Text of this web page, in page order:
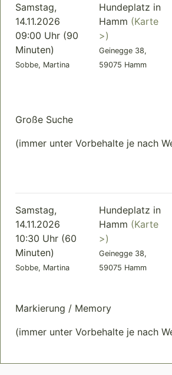
Samstag,
14.11.2026
09:00 Uhr (90
Minuten)
Sobbe, Martina
Hundeplatz in
Hamm (Karte
>)
Geinegge 38,
59075 Hamm
Große Suche
(immer unter Vorbehalte je nach
Samstag,
14.11.2026
10:30 Uhr (60
Minuten)
Sobbe, Martina
Hundeplatz in
Hamm (Karte
>)
Geinegge 38,
59075 Hamm
Markierung / Memory
(immer unter Vorbehalte je nach